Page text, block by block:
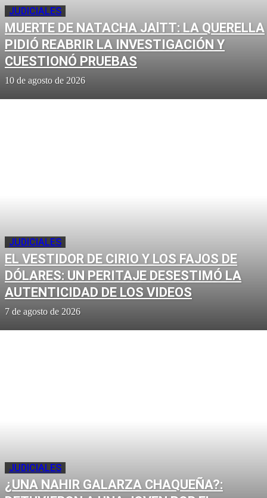
JUDICIALES
MUERTE DE NATACHA JAlTT: LA QUERELLA
PIDIÓ REABRIR LA INVESTIGACIÓN Y
CUESTIONÓ PRUEBAS
10 de agosto de 2026
JUDICIALES
EL VESTIDOR DE CIRIO Y LOS FAJOS DE
DÓLARES: UN PERITAJE DESESTIMÓ LA
AUTENTICIDAD DE LOS VIDEOS
7 de agosto de 2026
JUDICIALES
¿UNA NAHIR GALARZA CHAQUEÑA?: